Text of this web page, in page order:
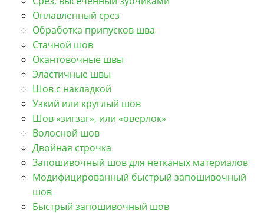
Оплавленный срез
Обработка припусков шва
Стачной шов
Окантовочные швы
Эластичные швы
Шов с накладкой
Узкий или круглый шов
Шов «зигзаг», или «оверлок»
Волосной шов
Двойная строчка
Запошивочный шов для нетканых материалов
Модифицированный быстрый запошивочный
шов
Быстрый запошивочный шов